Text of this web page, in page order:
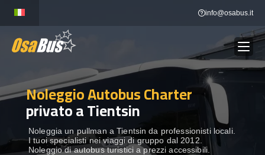
content
info@osabus.it
NOLEGGIO AUTOBUS Show dropdown
DESTINAZIONI Show dropdown
Noleggio Autobus Charter
privato a Tientsin
Noleggia un pullman a Tientsin da professionisti locali.
I tuoi specialisti nei viaggi di gruppo dal 2012.
Noleggio di autobus turistici a prezzi accessibili.